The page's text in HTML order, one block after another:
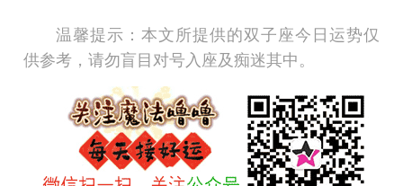
温馨提示：本文所提供的双子座今日运势仅
供参考，请勿盲目对号入座及痴迷其中。